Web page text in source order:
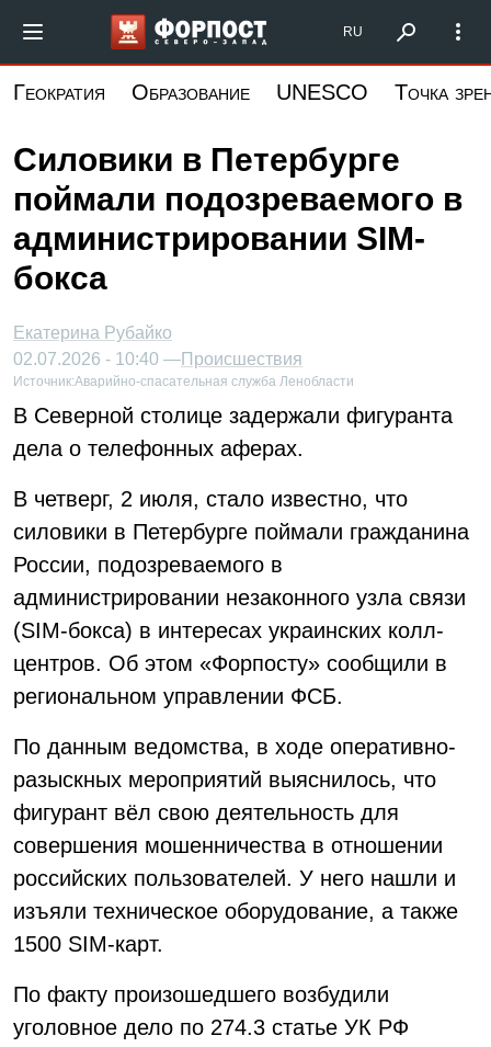
основному
Форпост Северо-Запад
RU
Геократия Образование UNESCO Точка
Силовики в Петербурге
поймали подозреваемого в
администрировании SIM-
бокса
Екатерина Рубайко
02.07.2026 - 10:40 —Происшествия
Источник:Аварийно-спасательная служба Ленобласти
В Северной столице задержали фигуранта
дела о телефонных аферах.
В четверг, 2 июля, стало известно, что
силовики в Петербурге поймали гражданина
России, подозреваемого в
администрировании незаконного узла связи
(SIM-бокса) в интересах украинских колл-
центров. Об этом «Форпосту» сообщили в
региональном управлении ФСБ.
По данным ведомства, в ходе оперативно-
разыскных мероприятий выяснилось, что
фигурант вёл свою деятельность для
совершения мошенничества в отношении
российских пользователей. У него нашли и
изъяли техническое оборудование, а также
1500 SIM-карт.
По факту произошедшего возбудили
уголовное дело по 274.3 статье УК РФ